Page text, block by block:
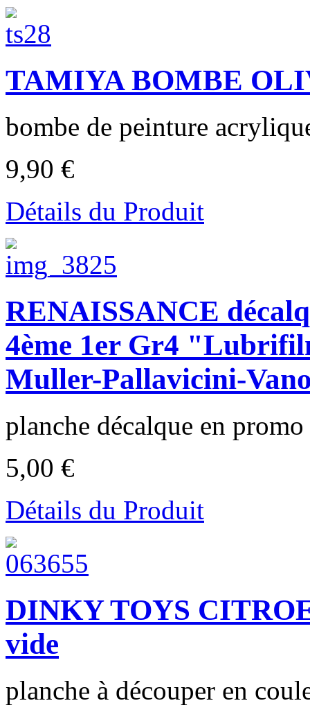
TAMIYA BOMBE
bombe de peinture
9,90 €
Détails du Produit
RENAISSANCE
4ème 1er Gr4
Muller-Pallavicini-
planche décalque en
5,00 €
Détails du Produit
DINKY TOYS
vide
planche à découper en